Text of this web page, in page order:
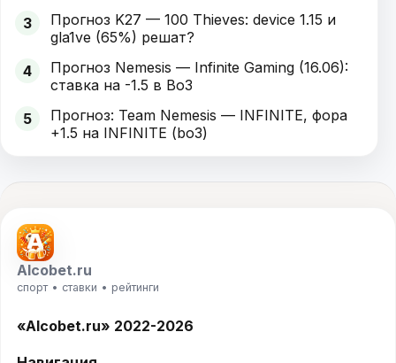
3
Прогноз K27 — 100 Thieves: device 1.15 и
gla1ve (65%) решат?
4
Прогноз Nemesis — Infinite Gaming (16.06):
ставка на -1.5 в Bo3
5
Прогноз: Team Nemesis — INFINITE, фора
+1.5 на INFINITE (bo3)
Alcobet.ru
спорт • ставки • рейтинги
«Alcobet.ru» 2022-2026